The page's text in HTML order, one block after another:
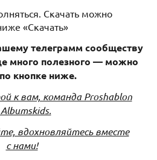
Скачать можно
«Скачать»
телеграмм сообществу
много полезного — можно
кнопке ниже.
к вам, команда Proshablon
вдохновляйтесь вместе
с нами!